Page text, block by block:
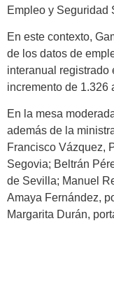
Empleo y Seguridad
En este contexto,
de los datos de
interanual registrado
incremento de 1.326
En la mesa
además de la
Francisco Vázquez,
Segovia; Beltrán
de Sevilla; Manuel
Amaya Fernández,
Margarita Durán,